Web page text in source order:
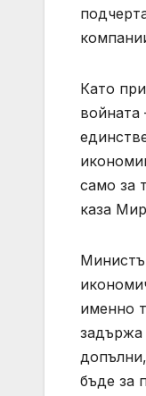
Като
войната
само за
каза
именно
задържа
бъде за